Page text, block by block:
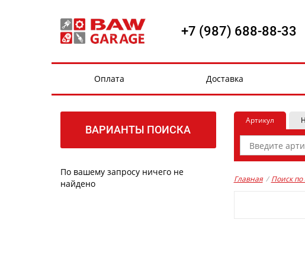
+7 (987) 688-88-33
Оплата Доставка
ВАРИАНТЫ ПОИСКА
По вашему запросу ничего не
найдено
Артикул
Главная / Поиск по